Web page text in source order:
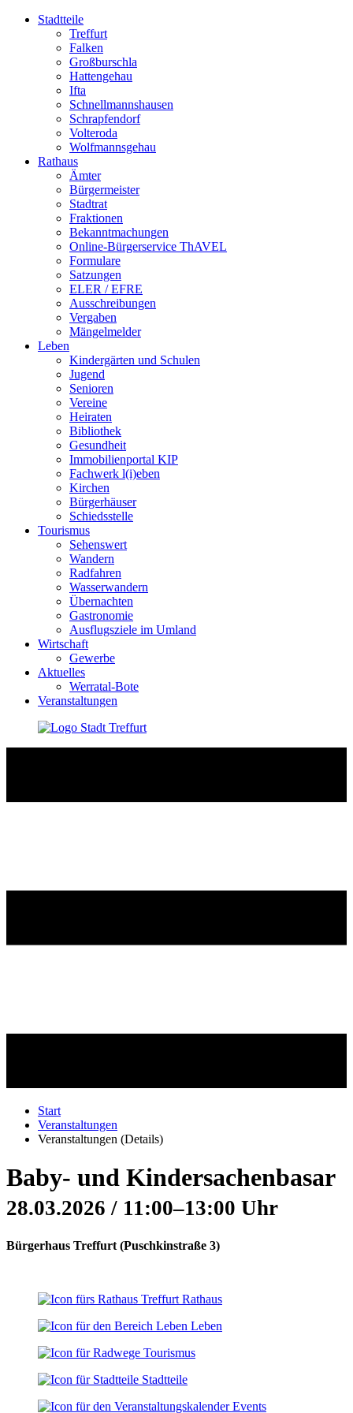
Stadtteile
Treffurt
Falken
Großburschla
Hattengehau
Ifta
Schnellmannshausen
Schrapfendorf
Volteroda
Wolfmannsgehau
Rathaus
Ämter
Bürgermeister
Stadtrat
Fraktionen
Bekanntmachungen
Online-Bürgerservice ThAVEL
Formulare
Satzungen
ELER / EFRE
Ausschreibungen
Vergaben
Mängelmelder
Leben
Kindergärten und Schulen
Jugend
Senioren
Vereine
Heiraten
Bibliothek
Gesundheit
Immobilienportal KIP
Fachwerk l(i)eben
Kirchen
Bürgerhäuser
Schiedsstelle
Tourismus
Sehenswert
Wandern
Radfahren
Wasserwandern
Übernachten
Gastronomie
Ausflugsziele im Umland
Wirtschaft
Gewerbe
Aktuelles
Werratal-Bote
Veranstaltungen
Start
Veranstaltungen
Veranstaltungen (Details)
Baby- und Kindersachenbasar
28.03.2026 / 11:00–13:00 Uhr
Bürgerhaus Treffurt (Puschkinstraße 3)
Rathaus
Leben
Tourismus
Stadtteile
Events